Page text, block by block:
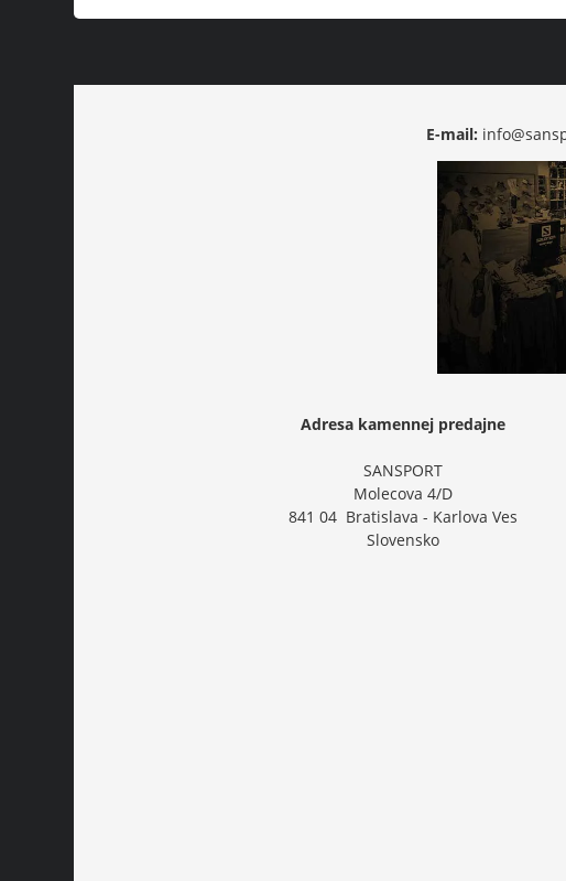
E-mail:
Adresa kamennej predajne
SANSPORT
Molecova 4/D
841 04 Bratislava - Karlova Ves
Slovensko